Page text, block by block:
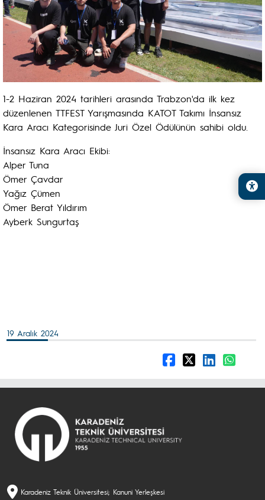
1-2 Haziran 2024 tarihleri arasında Trabzon'da ilk kez
düzenlenen TTFEST Yarışmasında KATOT Takımı İnsansız
Kara Aracı Kategorisinde Juri Özel Ödülünün sahibi oldu.
İnsansız Kara Aracı Ekibi:
Alper Tuna
Ömer Çavdar
Yağız Çümen
Ömer Berat Yıldırım
Ayberk Sungurtaş
19 Aralık 2024
Karadeniz Teknik Üniversitesi; Kanuni Yerleşkesi